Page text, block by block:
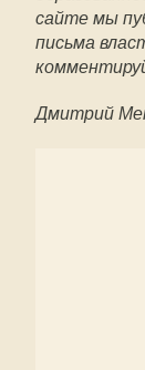
сайте мы
письма
Дмитрий